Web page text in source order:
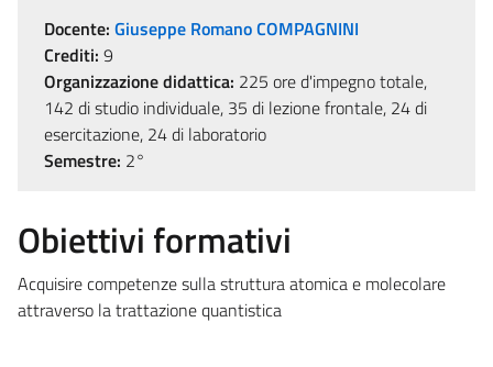
Docente: Giuseppe Romano COMPAGNINI
Crediti: 9
Organizzazione didattica: 225 ore d'impegno totale,
142 di studio individuale, 35 di lezione frontale, 24 di
esercitazione, 24 di laboratorio
Semestre: 2°
Obiettivi formativi
Acquisire competenze sulla struttura atomica e molecolare
attraverso la trattazione quantistica